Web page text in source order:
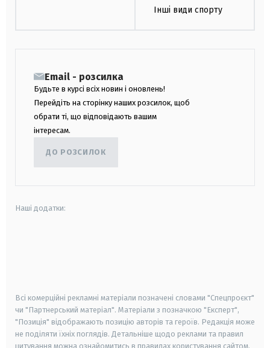
Інші види спорту
Email - розсилка
Будьте в курсі всіх новин і оновлень!
Перейдіть на сторінку наших розсилок, щоб
обрати ті, що відповідають вашим
інтересам.
ДО РОЗСИЛОК
Наші додатки:
Всі комерційні рекламні матеріали позначені словами "Спецпроєкт"
чи "Партнерський матеріал". Матеріали з позначкою "Експерт",
"Позиція" відображають позицію авторів та героїв. Редакція може
не поділяти їхніх поглядів. Детальніше щодо реклами та правил
цитування можна ознайомитись в правилах користування сайтом.